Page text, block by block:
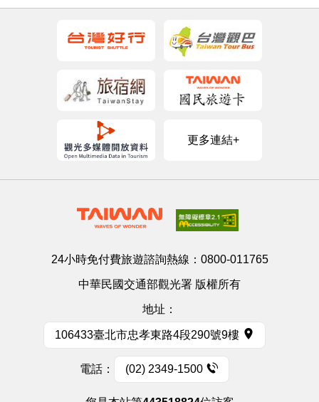
更多連結+
24小時免付費旅遊諮詢熱線： 0800-011765
中華民國交通部觀光署 版權所有
地址：
106433臺北市忠孝東路4段290號9樓
電話： (02) 2349-1500